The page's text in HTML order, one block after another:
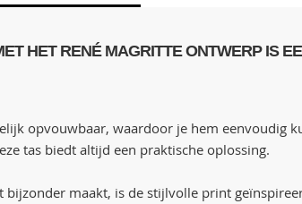
HET RENÉ MAGRITTE ONTWERP IS
opvouwbaar, waardoor je hem eenvoudig
tas biedt altijd een praktische oplossing.
bijzonder maakt, is de stijlvolle print